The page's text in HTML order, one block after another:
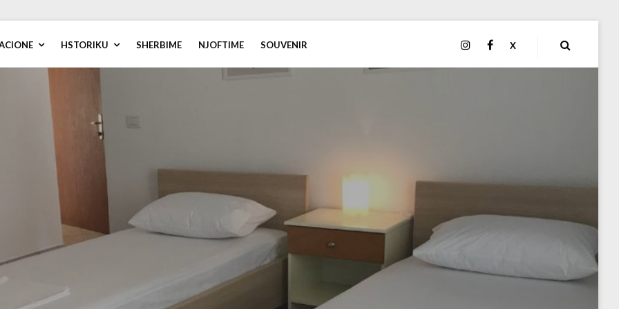
HSTORIKU SHERBIME NJOFTIME SOUVENIR INSTAGRAM
FACEBOOK
X